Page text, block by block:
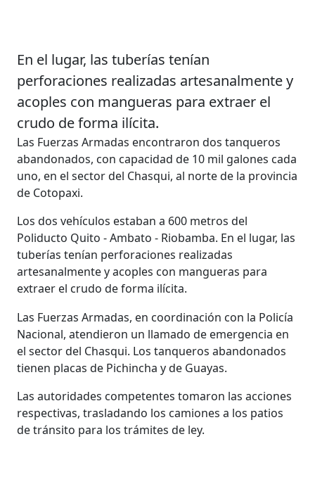
En el lugar, las tuberías tenían
perforaciones realizadas artesanalmente y
acoples con mangueras para extraer el
crudo de forma ilícita.
Las Fuerzas Armadas encontraron dos tanqueros
abandonados, con capacidad de 10 mil galones cada
uno, en el sector del Chasqui, al norte de la provincia
de Cotopaxi.
Los dos vehículos estaban a 600 metros del
Poliducto Quito - Ambato - Riobamba. En el lugar, las
tuberías tenían perforaciones realizadas
artesanalmente y acoples con mangueras para
extraer el crudo de forma ilícita.
Las Fuerzas Armadas, en coordinación con la Policía
Nacional, atendieron un llamado de emergencia en
el sector del Chasqui. Los tanqueros abandonados
tienen placas de Pichincha y de Guayas.
Las autoridades competentes tomaron las acciones
respectivas, trasladando los camiones a los patios
de tránsito para los trámites de ley.